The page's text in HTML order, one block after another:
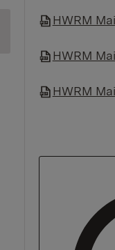
HWRM
HWRM
HWRM